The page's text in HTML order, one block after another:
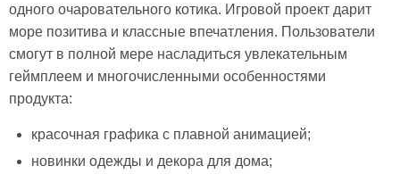
одного очаровательного котика. Игровой проект дарит
море позитива и классные впечатления. Пользователи
смогут в полной мере насладиться увлекательным
геймплеем и многочисленными особенностями
продукта:
красочная графика с плавной анимацией;
новинки одежды и декора для дома;